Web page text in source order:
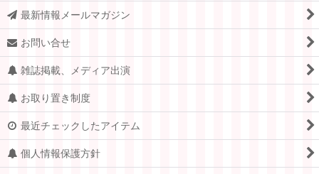
最新情報メールマガジン
お問い合せ
雑誌掲載、メディア出演
お取り置き制度
最近チェックしたアイテム
個人情報保護方針